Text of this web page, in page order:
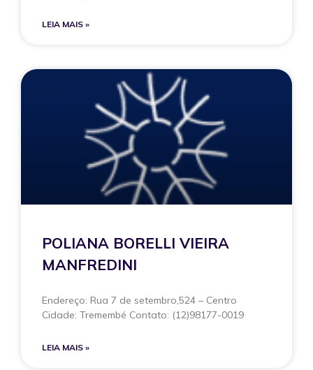
LEIA MAIS »
POLIANA BORELLI VIEIRA
MANFREDINI
Endereço: Rua 7 de setembro,524 – Centro
Cidade: Tremembé Contato: (12)98177-0019
LEIA MAIS »